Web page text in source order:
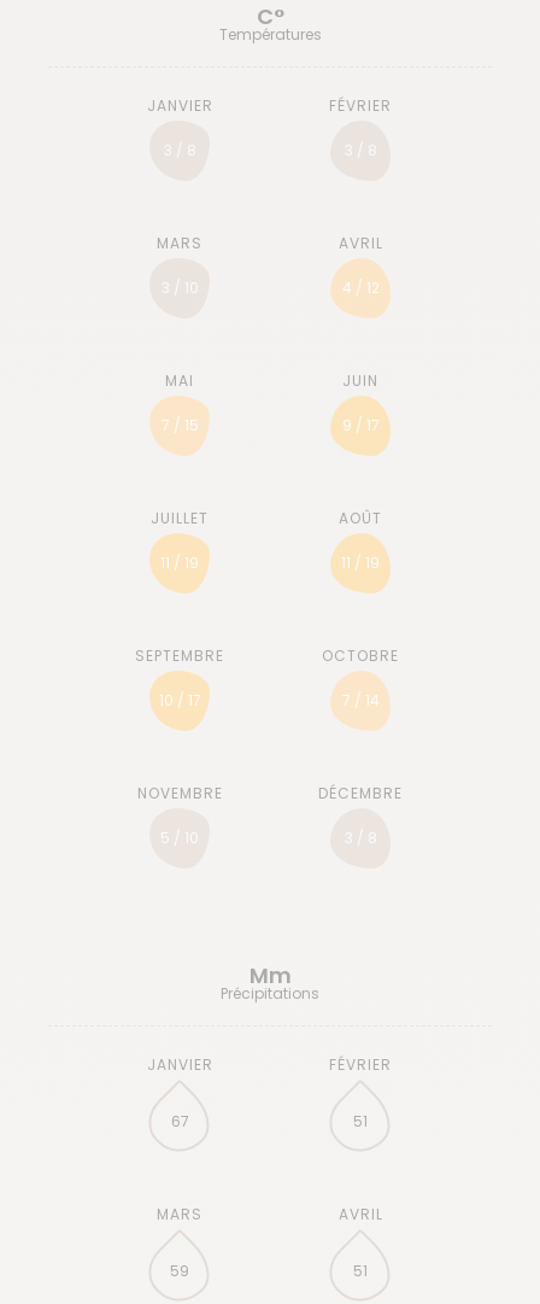
C°
Températures
3 / 8 3 / 8
3 / 10 4 / 12
7 / 15 9 / 17
11 / 19 11 / 19
10 / 17 7 / 14
5 / 10 3 / 8
Mm
Précipitations
67 51
59 51